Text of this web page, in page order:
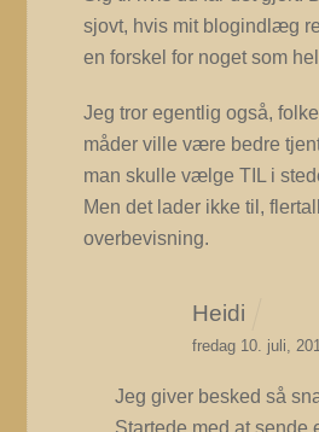
sjovt, hvis mit blogindlæg
en forskel for noget som
Jeg tror egentlig også,
måder ville være bedre
man skulle vælge TIL i
Men det lader ikke til,
overbevisning.
Heidi
fredag 10. juli,
Jeg giver besked så
Startede med at sende